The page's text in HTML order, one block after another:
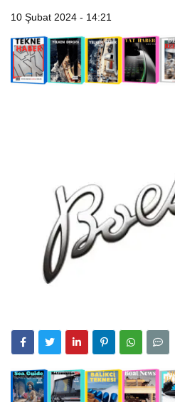
10 Şubat 2024 - 14:21